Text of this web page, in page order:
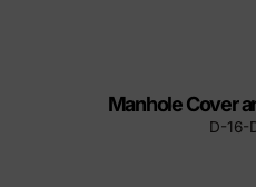
Manhole Cover
D-16-